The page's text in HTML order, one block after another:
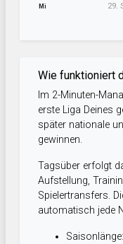
Mi 29.
Wie funktioniert
Im 2-Minuten-
erste Liga Deines
später nationale
gewinnen.
Tagsüber erfolgt
Aufstellung,
Spielertransfers.
automatisch jede